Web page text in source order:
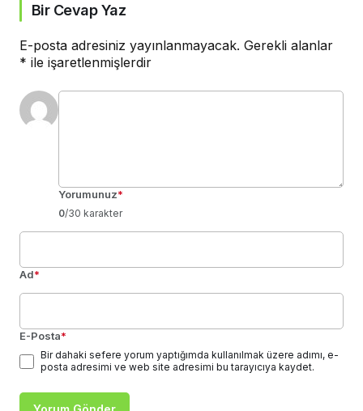
Bir Cevap Yaz
E-posta adresiniz yayınlanmayacak. Gerekli alanlar
* ile işaretlenmişlerdir
Yorumunuz*
0/30 karakter
Ad*
E-Posta*
Bir dahaki sefere yorum yaptığımda kullanılmak üzere adımı, e-
posta adresimi ve web site adresimi bu tarayıcıya kaydet.